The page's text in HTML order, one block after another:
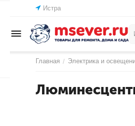
Истра
Главная / Электрика и